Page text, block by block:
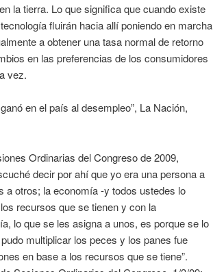
la tierra. Lo que significa que cuando existe
fluirán hacia allí poniendo en marcha
a obtener una tasa normal de retorno
en las preferencias de los consumidores
vez.
en el país al desempleo”, La Nación,
Ordinarias del Congreso de 2009,
decir por ahí que yo era una persona a
a otros; la economía -y todos ustedes lo
recursos que se tienen y con la
lo que se les asigna a unos, es porque se lo
multiplicar los peces y los panes fue
en base a los recursos que se tiene”.